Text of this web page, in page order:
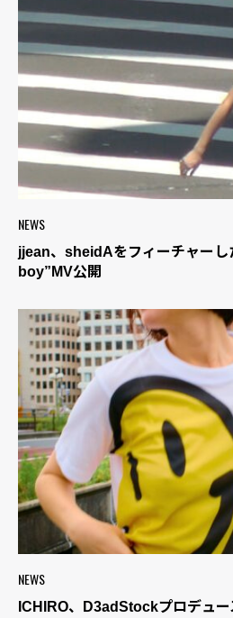
NEWS
jjean、sheidAをフィーチャー
boy”MV公開
NEWS
ICHIRO、D3adStockプロデュ